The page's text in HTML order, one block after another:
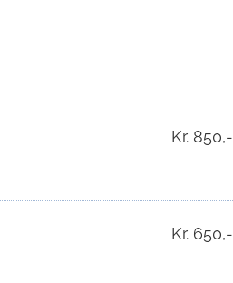
Kr. 850,-
Kr. 650,-